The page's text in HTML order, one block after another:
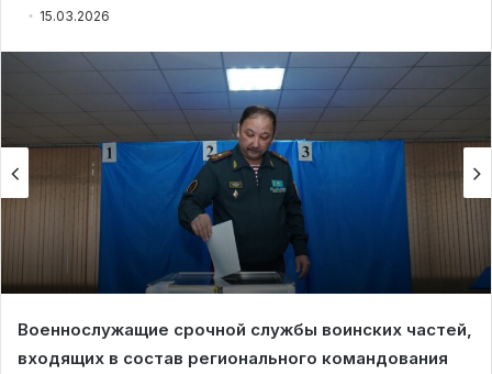
15.03.2026
Военнослужащие срочной службы воинских частей,
входящих в состав регионального командования